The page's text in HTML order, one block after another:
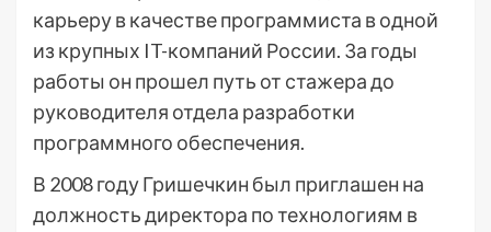
карьеру в качестве программиста в одной
из крупных IT-компаний России. За годы
работы он прошел путь от стажера до
руководителя отдела разработки
программного обеспечения.
В 2008 году Гришечкин был приглашен на
должность директора по технологиям в